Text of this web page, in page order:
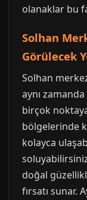
olanaklar bu
Solhan
Görülecek
Solhan
aynı
birçok
bölgelerinde
kolayca
doğal
fırsatı sunar.